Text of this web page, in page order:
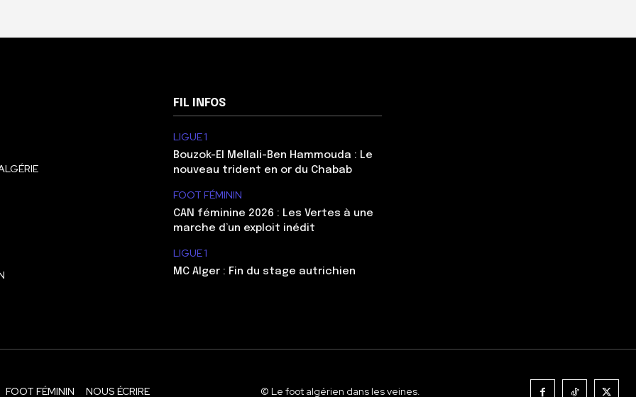
FIL INFOS
LIGUE 1
Bouzok-El Mellali-Ben Hammouda : Le
nouveau trident en or du Chabab
FOOT FÉMININ
CAN féminine 2026 : Les Vertes à une
marche d’un exploit inédit
LIGUE 1
MC Alger : Fin du stage autrichien
FOOT FÉMININ NOUS ÉCRIRE © Le foot algérien dans les veines.